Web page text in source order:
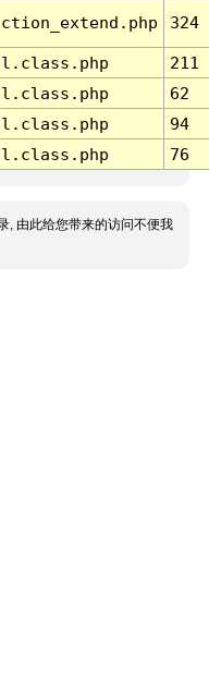
324
211
62
94
76
, 由此给您带来的访问不便我